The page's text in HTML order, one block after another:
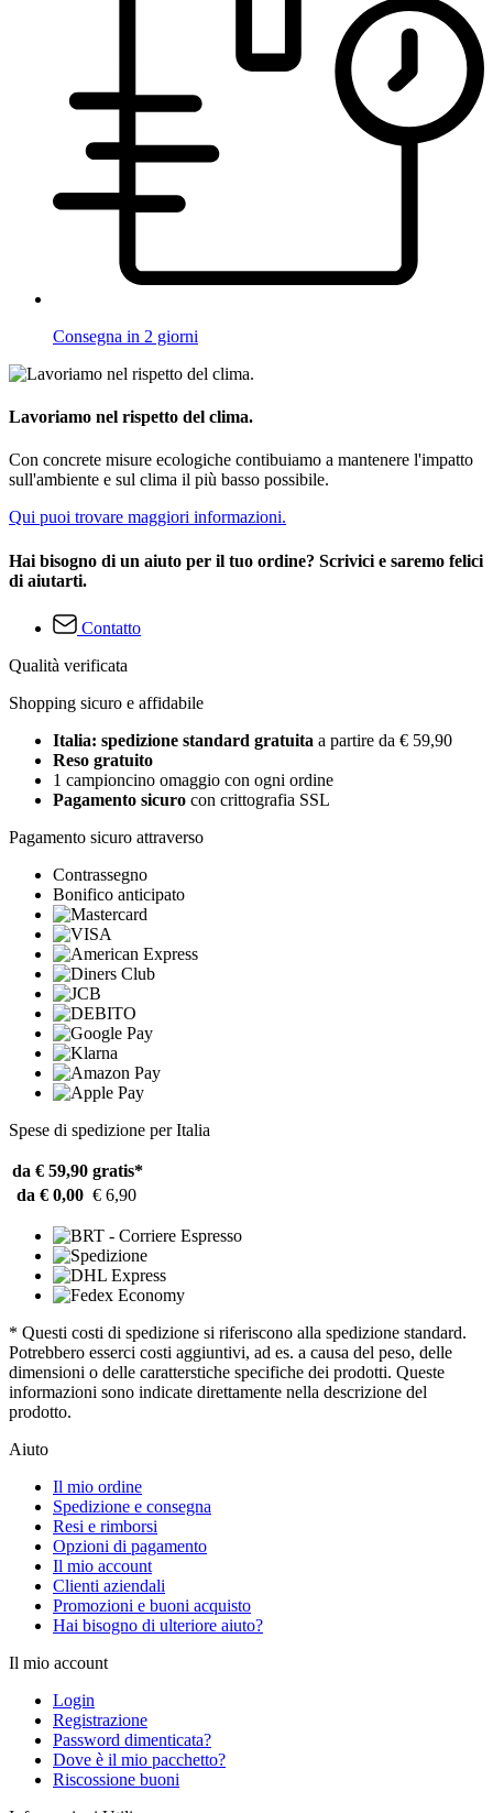
Consegna in 2 giorni
Lavoriamo nel rispetto del clima.
Con concrete misure ecologiche contibuiamo a mantenere l'impatto
sull'ambiente e sul clima il più basso possibile.
Qui puoi trovare maggiori informazioni.
Hai bisogno di un aiuto per il tuo ordine? Scrivici e saremo felici
di aiutarti.
Contatto
Qualità verificata
Shopping sicuro e affidabile
Italia: spedizione standard gratuita a partire da € 59,90
Reso gratuito
1 campioncino omaggio con ogni ordine
Pagamento sicuro con crittografia SSL
Pagamento sicuro attraverso
Contrassegno
Bonifico anticipato
Spese di spedizione per Italia
da € 59,90 gratis*
da € 0,00 € 6,90
* Questi costi di spedizione si riferiscono alla spedizione standard.
Potrebbero esserci costi aggiuntivi, ad es. a causa del peso, delle
dimensioni o delle caratterstiche specifiche dei prodotti. Queste
informazioni sono indicate direttamente nella descrizione del
prodotto.
Aiuto
Il mio ordine
Spedizione e consegna
Resi e rimborsi
Opzioni di pagamento
Il mio account
Clienti aziendali
Promozioni e buoni acquisto
Hai bisogno di ulteriore aiuto?
Il mio account
Login
Registrazione
Password dimenticata?
Dove è il mio pacchetto?
Riscossione buoni